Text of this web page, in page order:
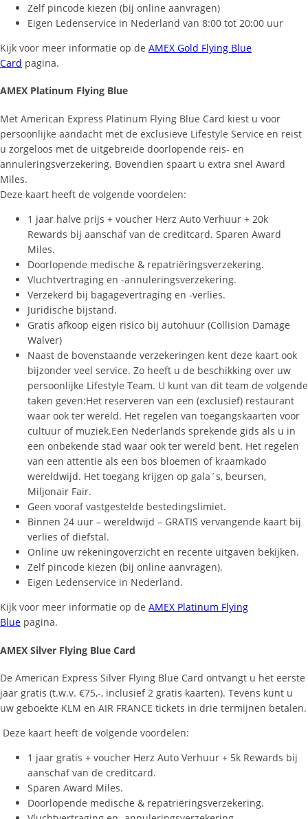
Zelf pincode kiezen (bij online aanvragen)
Eigen Ledenservice in Nederland van 8:00 tot 20:00 uur
Kijk voor meer informatie op de AMEX Gold Flying Blue
Card pagina.
AMEX Platinum Flying Blue
Met American Express Platinum Flying Blue Card kiest u voor
persoonlijke aandacht met de exclusieve Lifestyle Service en reist
u zorgeloos met de uitgebreide doorlopende reis- en
annuleringsverzekering. Bovendien spaart u extra snel Award
Miles.
Deze kaart heeft de volgende voordelen:
1 jaar halve prijs + voucher Herz Auto Verhuur + 20k
Rewards bij aanschaf van de creditcard. Sparen Award
Miles.
Doorlopende medische & repatriëringsverzekering.
Vluchtvertraging en -annuleringsverzekering.
Verzekerd bij bagagevertraging en -verlies.
Juridische bijstand.
Gratis afkoop eigen risico bij autohuur (Collision Damage
Walver)
Naast de bovenstaande verzekeringen kent deze kaart ook
bijzonder veel service. Zo heeft u de beschikking over uw
persoonlijke Lifestyle Team. U kunt van dit team de volgende
taken geven:Het reserveren van een (exclusief) restaurant
waar ook ter wereld. Het regelen van toegangskaarten voor
cultuur of muziek.Een Nederlands sprekende gids als u in
een onbekende stad waar ook ter wereld bent. Het regelen
van een attentie als een bos bloemen of kraamkado
wereldwijd. Het toegang krijgen op gala´s, beursen,
Miljonair Fair.
Geen vooraf vastgestelde bestedingslimiet.
Binnen 24 uur – wereldwijd – GRATIS vervangende kaart bij
verlies of diefstal.
Online uw rekeningoverzicht en recente uitgaven bekijken.
Zelf pincode kiezen (bij online aanvragen).
Eigen Ledenservice in Nederland.
Kijk voor meer informatie op de AMEX Platinum Flying
Blue pagina.
AMEX Silver Flying Blue Card
De American Express Silver Flying Blue Card ontvangt u het eerste
jaar gratis (t.w.v. €75,-, inclusief 2 gratis kaarten). Tevens kunt u
uw geboekte KLM en AIR FRANCE tickets in drie termijnen betalen.
Deze kaart heeft de volgende voordelen:
1 jaar gratis + voucher Herz Auto Verhuur + 5k Rewards bij
aanschaf van de creditcard.
Sparen Award Miles.
Doorlopende medische & repatriëringsverzekering.